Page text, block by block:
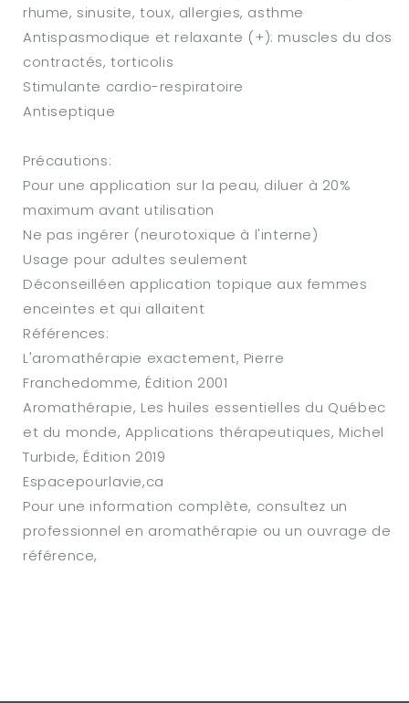
rhume, sinusite, toux, allergies, asthme
Antispasmodique et relaxante (+): muscles du dos
contractés, torticolis
Stimulante cardio-respiratoire
Antiseptique
Précautions:
Pour une application sur la peau, diluer à 20%
maximum avant utilisation
Ne pas ingérer (neurotoxique à l'interne)
Usage pour adultes seulement
Déconseilléen application topique aux femmes
enceintes et qui allaitent
Références:
L'aromathérapie exactement, Pierre
Franchedomme, Édition 2001
Aromathérapie, Les huiles essentielles du Québec
et du monde, Applications thérapeutiques, Michel
Turbide, Édition 2019
Espacepourlavie,ca
Pour une information complète, consultez un
professionnel en aromathérapie ou un ouvrage de
référence,